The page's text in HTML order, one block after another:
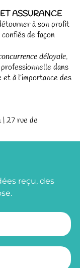
ASSURANCE
à son profit
de façon
déloyale.
dans
et à l’importance des
27 rue de
reçu, des